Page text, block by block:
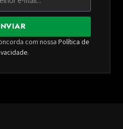
com nossa Política de
.